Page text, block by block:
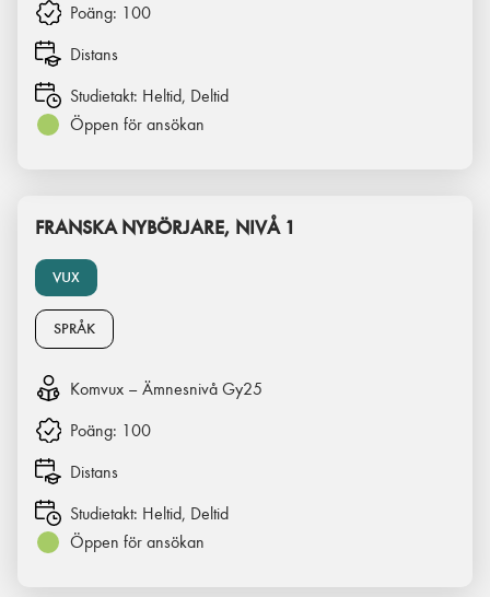
Poäng: 100
Distans
Studietakt: Heltid, Deltid
Öppen för ansökan
VUX
FRANSKA NYBÖRJARE, NIVÅ 1
SPRÅK
Komvux – Ämnesnivå Gy25
Poäng: 100
Distans
Studietakt: Heltid, Deltid
Öppen för ansökan